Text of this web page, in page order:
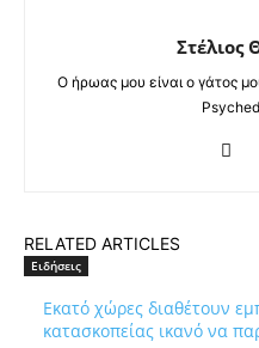
Στέλιος
Ο ήρωας μου είναι ο γάτος
RELATED ARTICLES
Ειδήσεις
Εκατό χώρες διαθέτουν
κατασκοπείας ικανό να